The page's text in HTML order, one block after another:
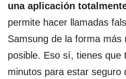
una aplicación
permite hacer llamadas
Samsung de la forma más
posible. Eso sí, tienes que
minutos para estar seguro